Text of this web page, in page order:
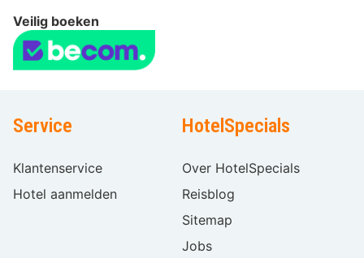
Veilig boeken
Service
Klantenservice
Hotel aanmelden
HotelSpecials
Over HotelSpecials
Reisblog
Sitemap
Jobs